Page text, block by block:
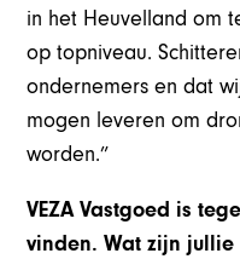
in het Heuvelland om
op topniveau.
ondernemers en dat
mogen leveren om
worden.”
VEZA Vastgoed is
vinden. Wat zijn